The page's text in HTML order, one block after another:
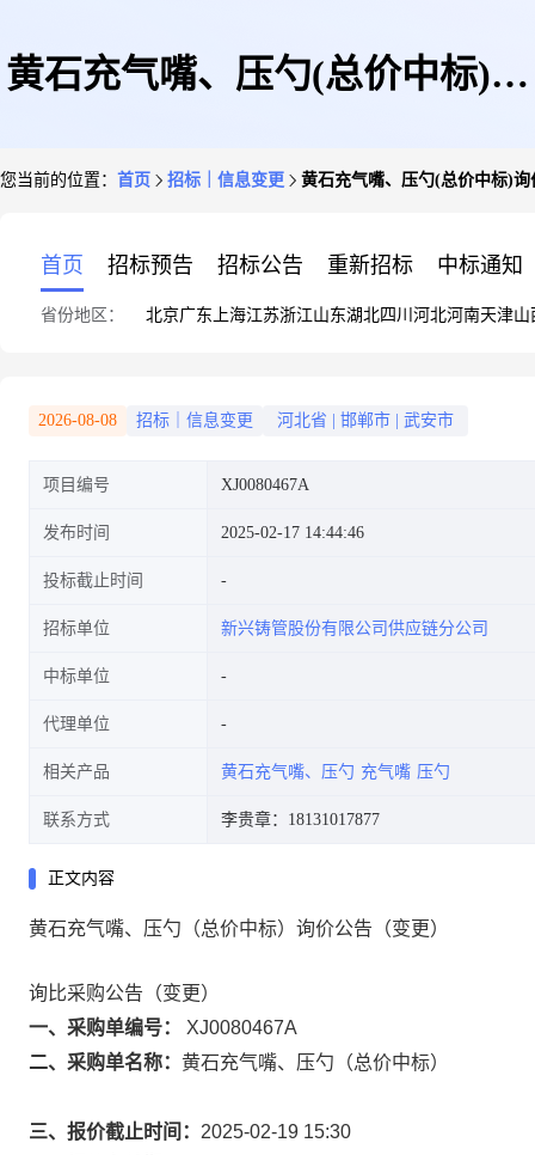
黄石充气嘴、压勺(总价中标)询
您当前的位置： 首页 招标｜信息变更 黄石充气嘴、压勺(总价中标)
首页 招标预告 招标公告 重新招标 中标通知
省份地区： 北京广东 上海江苏浙江山东湖北四川 河北河南天津山
2026-08-08 招标｜信息变更 河北省 邯郸市 武安市
项目编号 XJ0080467A
发布时间 2025-02-17 14:44:46
投标截止时间
招标单位 新兴铸管股份有限公司供应链分公司
中标单位
代理单位
相关产品 黄石充气嘴、压勺 充气嘴 压勺
联系方式 李贵章：18131017877
正文内容
黄石充气嘴、压勺（总价中标）询价公告（变更）
询比采购公告（变更）
一、采购单编号：
XJ0080467A
二、采购单名称： 黄石充气嘴、压勺（总价中标）
三、报价截止时间： 2025-02-19 15:30